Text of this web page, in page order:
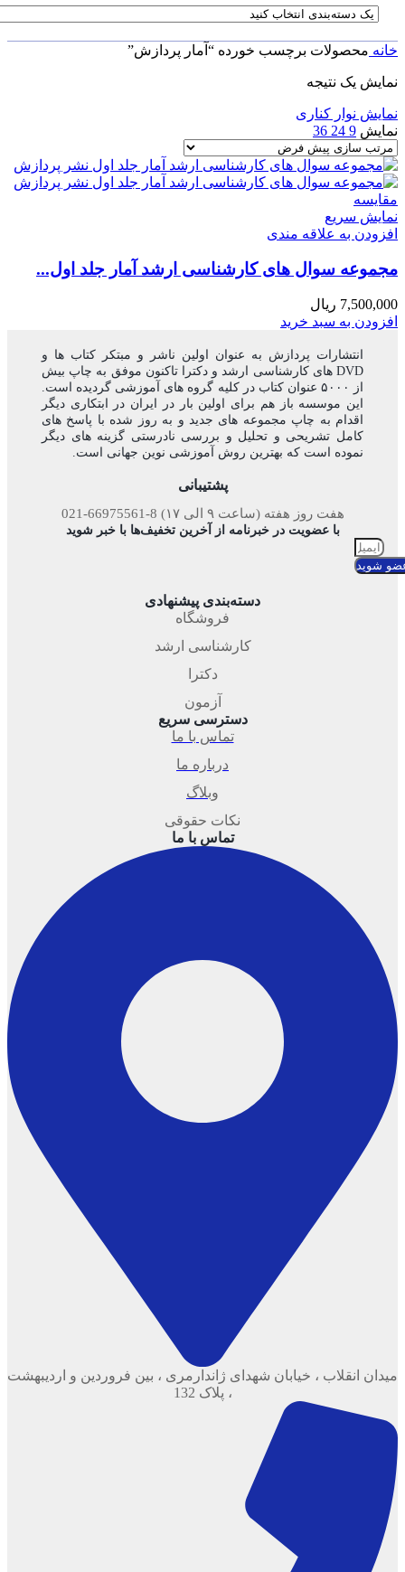
خانه محصولات برچسب خورده “آمار پردازش”
نمایش یک نتیجه
نمایش نوار کناری
نمایش 9
24
36
مقايسه
نمایش سریع
افزودن به علاقه مندی
مجموعه سوال های کارشناسی ارشد آمار جلد اول...
7,500,000 ریال
افزودن به سبد خرید
انتشارات پردازش به عنوان اولین ناشر و مبتکر کتاب ها و
DVD های کارشناسی ارشد و دکترا تاکنون موفق به چاپ بیش
از ۵۰۰۰ عنوان کتاب در کلیه گروه های آموزشی گردیده است.
این موسسه باز هم برای اولین بار در ایران در ابتکاری دیگر
اقدام به چاپ مجموعه های جدید و به روز شده با پاسخ های
کامل تشریحی و تحلیل و بررسی نادرستی گزینه های دیگر
نموده است که بهترین روش آموزشی نوین جهانی است.
پشتیبانی
هفت روز هفته (ساعت ۹ الی ۱۷) 8-66975561-021
با عضویت در خبرنامه از آخرین تخفیف‌ها با خبر شوید
شوید
دسته‌بندی پیشنهادی
فروشگاه
کارشناسی ارشد
دکترا
آزمون
دسترسی سریع
تماس با ما
درباره ما
وبلاگ
نکات حقوقی
تماس با ما
میدان انقلاب ، خیابان شهدای ژاندارمری ، بین فروردین و اردیبهشت
، پلاک 132